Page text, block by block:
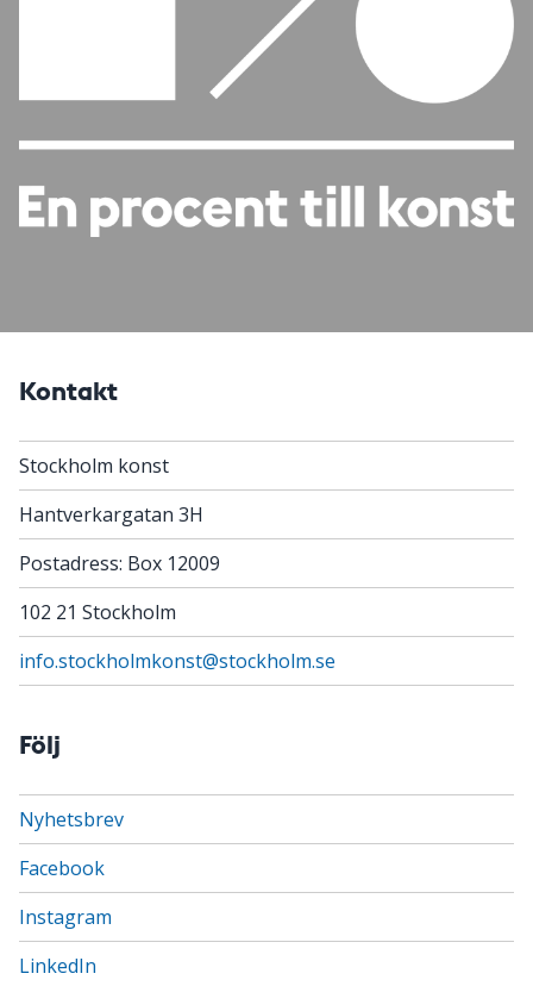
Kontakt
Stockholm konst
Hantverkargatan 3H
Postadress: Box 12009
102 21 Stockholm
info.stockholmkonst@stockholm.se
Följ
Nyhetsbrev
Facebook
Instagram
LinkedIn